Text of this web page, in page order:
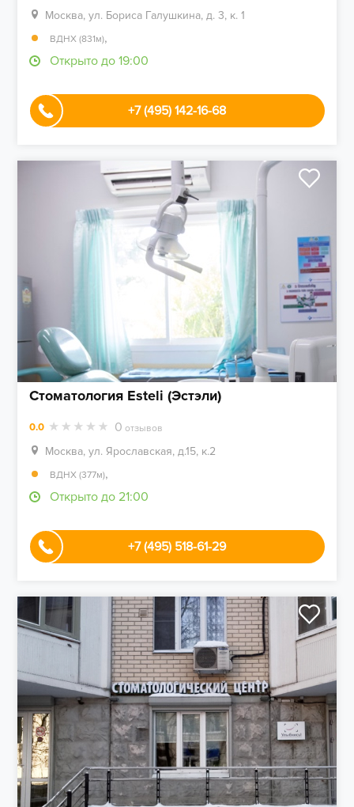
Москва, ул. Бориса Галушкина, д. 3, к. 1
ВДНХ (831м),
Открыто до 19:00
+7 (495) 142-16-68
Стоматология Esteli (Эстэли)
0.0 0 отзывов
Москва, ул. Ярославская, д.15, к.2
ВДНХ (377м),
Открыто до 21:00
+7 (495) 518-61-29